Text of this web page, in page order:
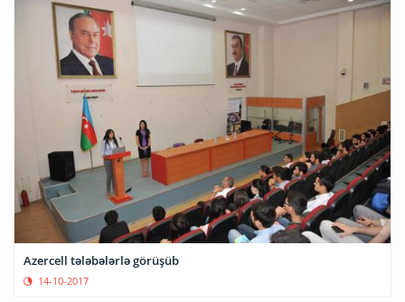
Azercell tələbələrlə görüşüb
14-10-2017